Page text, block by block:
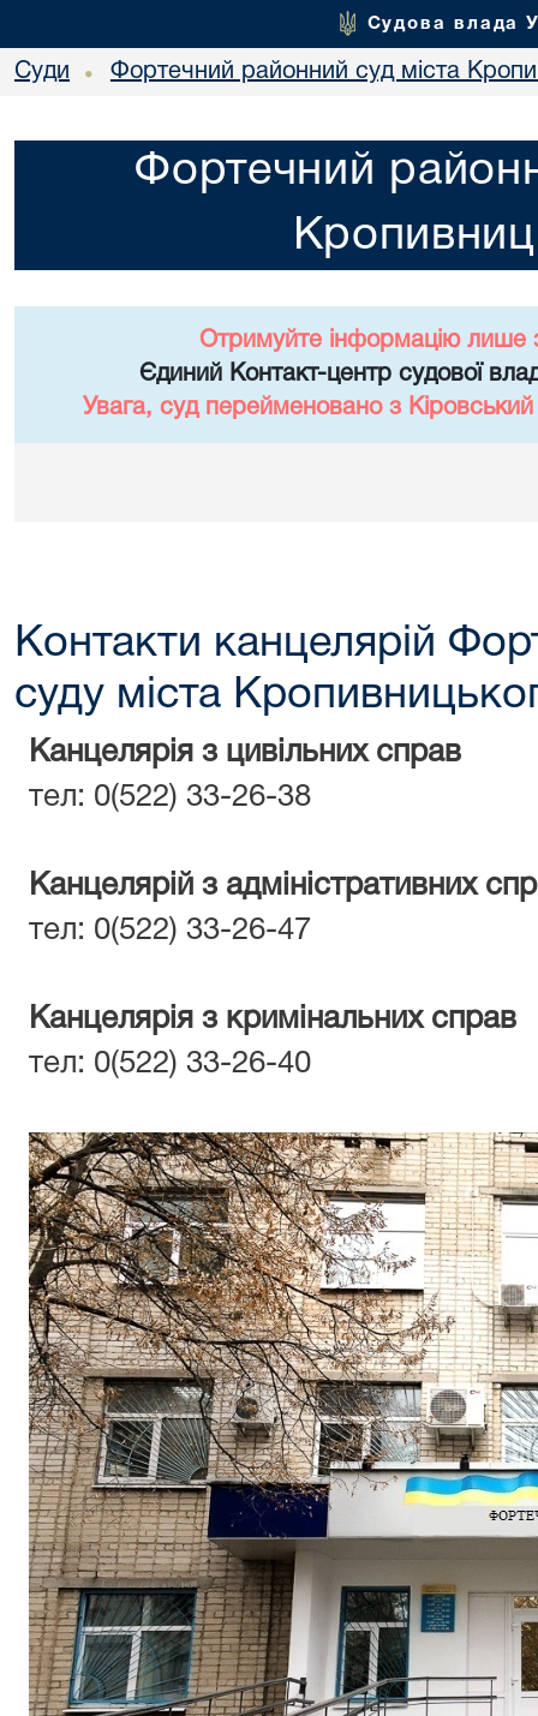
Судова влада
Суди • Фортечний районний суд міста
Фортечний
Отримуйте інформацію лише
Єдиний Контакт-центр судової
Увага, суд перейменовано з
Контакти канцелярій
суду міста
Канцелярія з цивільних справ
тел: 0(522) 33-26-38
Канцелярій з адміністративних
тел: 0(522) 33-26-47
Канцелярія з кримінальних справ
тел: 0(522) 33-26-40